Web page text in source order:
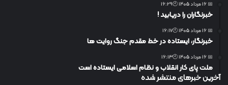
📅 16 مرداد 1405 🕙16:29
خبرنگاران را دریابید !
📅 16 مرداد 1405 🕙16:17
خبرنگار، ایستاده در خط مقدم جنگ روایت ها
📅 16 مرداد 1405 🕙16:13
ملت پای کار انقلاب و نظام اسلامی ایستاده است
آخرین خبرهای منتشر شده